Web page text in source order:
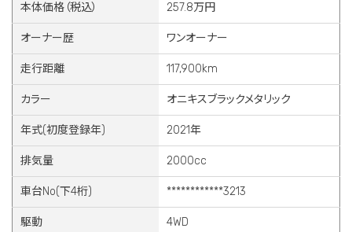
本体価格（税込） 257.8万円
オーナー歴 ワンオーナー
走行距離 117,900km
カラー オニキスブラックメタリック
年式(初度登録年) 2021年
排気量 2000cc
車台No(下4桁) ************3213
駆動 4WD